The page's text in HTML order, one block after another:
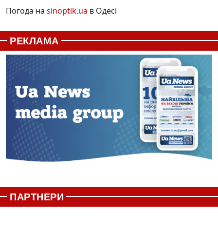
Погода на sinoptik.ua в Одесі
РЕКЛАМА
ПАРТНЕРИ